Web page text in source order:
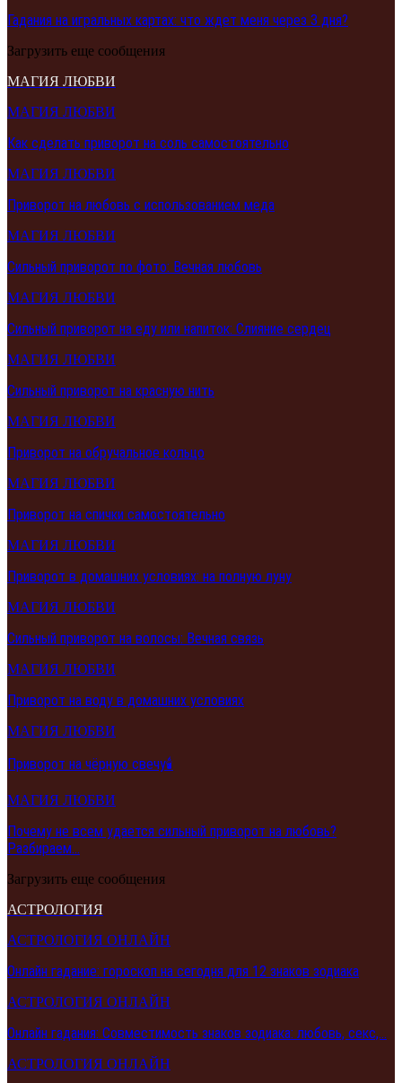
Гадания на игральных картах: что ждет меня через 3 дня?
Загрузить еще сообщения
МАГИЯ ЛЮБВИ
МАГИЯ ЛЮБВИ
Как сделать приворот на соль самостоятельно
МАГИЯ ЛЮБВИ
Приворот на любовь с использованием меда
МАГИЯ ЛЮБВИ
Сильный приворот по фото: Вечная любовь
МАГИЯ ЛЮБВИ
Сильный приворот на еду или напиток: Слияние сердец
МАГИЯ ЛЮБВИ
Сильный приворот на красную нить
МАГИЯ ЛЮБВИ
Приворот на обручальное кольцо
МАГИЯ ЛЮБВИ
Приворот на спички самостоятельно
МАГИЯ ЛЮБВИ
Приворот в домашних условиях: на полную луну
МАГИЯ ЛЮБВИ
Сильный приворот на волосы: Вечная связь
МАГИЯ ЛЮБВИ
Приворот на воду в домашних условиях
МАГИЯ ЛЮБВИ
Приворот на чёрную свечу🕯️
МАГИЯ ЛЮБВИ
Почему не всем удается сильный приворот на любовь?
Разбираем…
Загрузить еще сообщения
АСТРОЛОГИЯ
АСТРОЛОГИЯ ОНЛАЙН
Онлайн гадание: гороскоп на сегодня для 12 знаков зодиака
АСТРОЛОГИЯ ОНЛАЙН
Онлайн гадания: Совместимость знаков зодиака: любовь, секс,…
АСТРОЛОГИЯ ОНЛАЙН